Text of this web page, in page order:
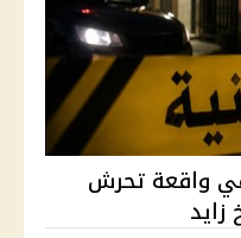
واقعة تحرش